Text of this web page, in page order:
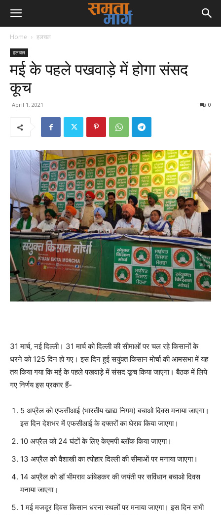
Home हलचल
हलचल
मई के पहले पखवाड़े में होगा संसद
कूच
April 1, 2021 0
31 मार्च, नई दिल्ली। 31 मार्च को दिल्ली की सीमाओं पर चल रहे किसानों के
धरने को 125 दिन हो गए। इस दिन हुई सयुंक्त किसान मोर्चा की आमसभा में यह
तय किया गया कि मई के पहले पखवाड़े में संसद कूच किया जाएगा। बैठक में लिये
गए निर्णय इस प्रकार हैं-
5 अप्रैल को एफसीआई (भारतीय खाद्य निगम) बचाओ दिवस मनाया जाएगा।
इस दिन देशभर में एफसीआई के दफ्तरों का घेराव किया जाएगा।
10 अप्रैल को 24 घंटों के लिए केएमपी ब्लॉक किया जाएगा।
13 अप्रैल को वैशाखी का त्योहार दिल्ली की सीमाओं पर मनाया जाएगा।
14 अप्रैल को डॉ भीमराव आंबेडकर की जयंती पर सविंधान बचाओ दिवस
मनाया जाएगा।
1 मई मजदूर दिवस किसान धरना स्थलों पर मनाया जाएगा। इस दिन सभी